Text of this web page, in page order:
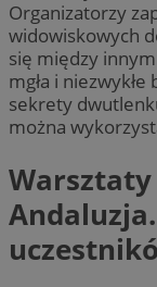
Organizatorzy
widowiskowych
się między
mgła i
sekrety
można
Warsztaty